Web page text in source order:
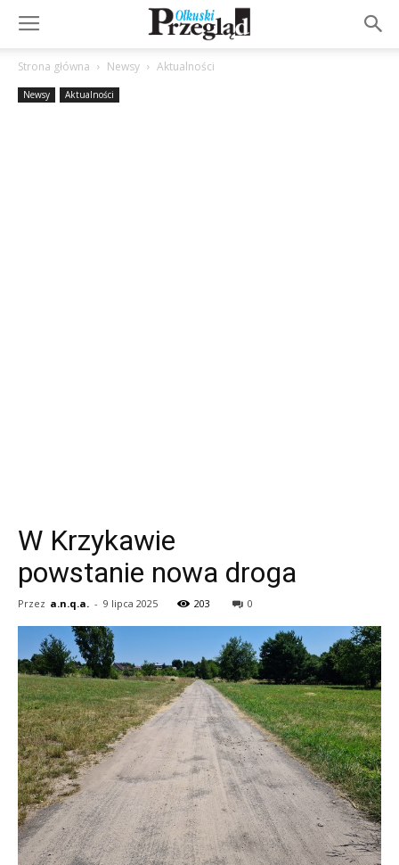
Strona główna Newsy Aktualności
Newsy Aktualności
W Krzykawie
powstanie nowa droga
Przez a.n.q.a. - 9 lipca 2025 203 0